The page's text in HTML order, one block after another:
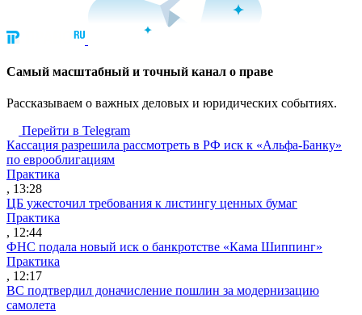
Cамый масштабный и точный канал о праве
Рассказываем о важных деловых и юридических событиях.
Перейти в Telegram
Кассация разрешила рассмотреть в РФ иск к «Альфа-Банку»
по еврооблигациям
Практика
, 13:28
ЦБ ужесточил требования к листингу ценных бумаг
Практика
, 12:44
ФНС подала новый иск о банкротстве «Кама Шиппинг»
Практика
, 12:17
ВС подтвердил доначисление пошлин за модернизацию
самолета